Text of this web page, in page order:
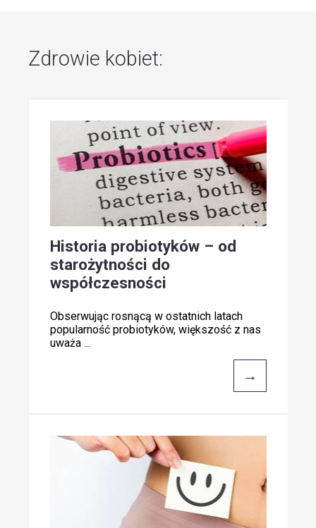
Zdrowie kobiet:
Historia probiotyków – od
starożytności do
współczesności
Obserwując rosnącą w ostatnich latach
popularność probiotyków, większość z nas
uważa ...
→